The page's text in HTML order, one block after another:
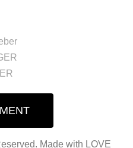
Made with LOVE